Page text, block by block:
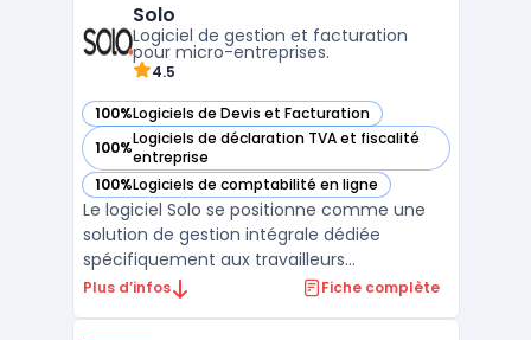
Solo
Logiciel de gestion et facturation
pour micro-entreprises.
4.5
100%Logiciels de Devis et Facturation
— voir Solo dans cette catégorie
100%Logiciels de déclaration TVA et fiscalité
entreprise
— voir Solo dans cette catégorie
100%Logiciels de comptabilité en ligne
— voir Solo dans cette catégorie
Le logiciel Solo se positionne comme une
solution de gestion intégrale dédiée
spécifiquement aux travailleurs
indépendants sous le régime de la micro-
Plus d’infos Fiche complète